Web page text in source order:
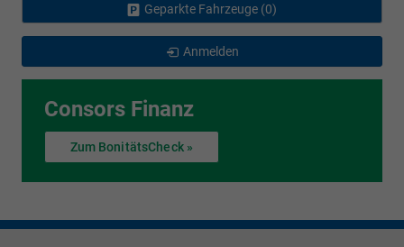
Geparkte Fahrzeuge (0)
Anmelden
Consors Finanz
Zum BonitätsCheck »